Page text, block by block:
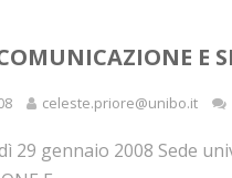
E
celeste.priore@unibo.it
29 gennaio 2008 Sede